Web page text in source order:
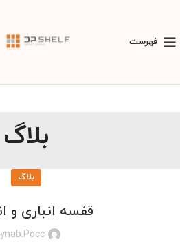
فهرست
بلاگ
بلاگ
قفسه انباری و